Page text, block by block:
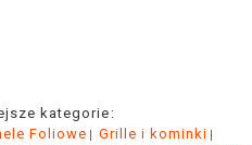
kategorie:
Foliowe
Grille i kominki